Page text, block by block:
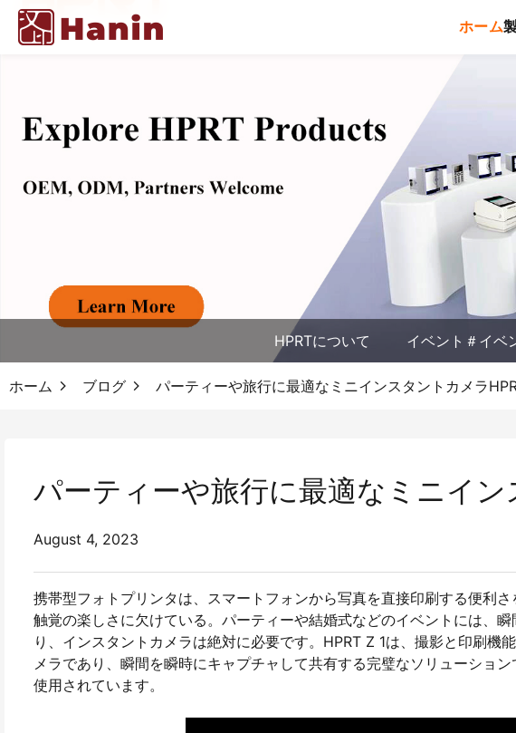
ホーム
HPRTについて イベント＃イベ
ホーム ブログ パーティーや旅行に最適なミニインスタントカメラ
パーティーや旅行に最適なミニイ
August 4, 2023
携帯型フォトプリンタは、スマートフォンから写真を直接印刷する便利
触覚の楽しさに欠けている。パーティーや結婚式などのイベントには、
り、インスタントカメラは絶対に必要です。HPRT Z 1は、撮影と印刷機
メラであり、瞬間を瞬時にキャプチャして共有する完璧なソリューショ
使用されています。